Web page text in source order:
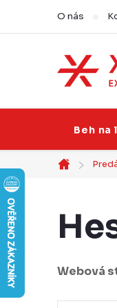
obsah
O nás
Beh na
Domov
Webová